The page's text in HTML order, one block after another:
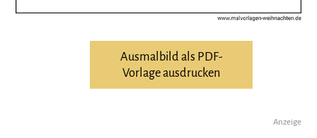
Ausmalbild als PDF-
Vorlage ausdrucken
Anzeige